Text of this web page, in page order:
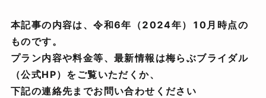
本記事の内容は、令和6年（2024年）10月時点の
ものです。
プラン内容や料金等、最新情報は梅らぶブライダル
（公式HP）をご覧いただくか、
下記の連絡先までお問い合わせください